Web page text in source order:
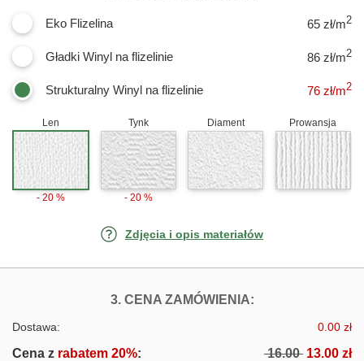
Eko Flizelina 65 zł/m2
Gładki Winyl na flizelinie 86 zł/m2
Strukturalny Winyl na flizelinie 76 zł/m2
Len
- 20 %
Tynk
- 20 %
Diament Prowansja
Zdjęcia i opis materiałów
3. CENA ZAMÓWIENIA:FOTOTAPETY
Dostawa: 0.00 zł
Cena z rabatem 20%: 16.00 13.00 zł